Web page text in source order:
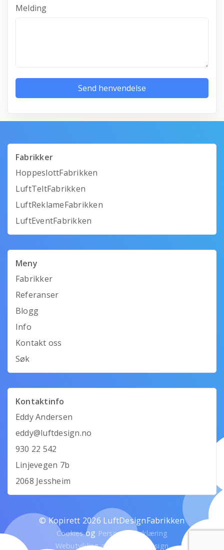
Melding
Fabrikker
HoppeslottFabrikken
LuftTeltFabrikken
LuftReklameFabrikken
LuftEventFabrikken
Meny
Fabrikker
Referanser
Blogg
Info
Kontakt oss
Søk
Kontaktinfo
Eddy Andersen
eddy@luftdesign.no
930 22 542
Linjevegen 7b
2068 Jessheim
© Kopirett 2026 LuftDesignFabrikken
Cookiesog Personvernerklæring
Webutvikling av Mandarin Design